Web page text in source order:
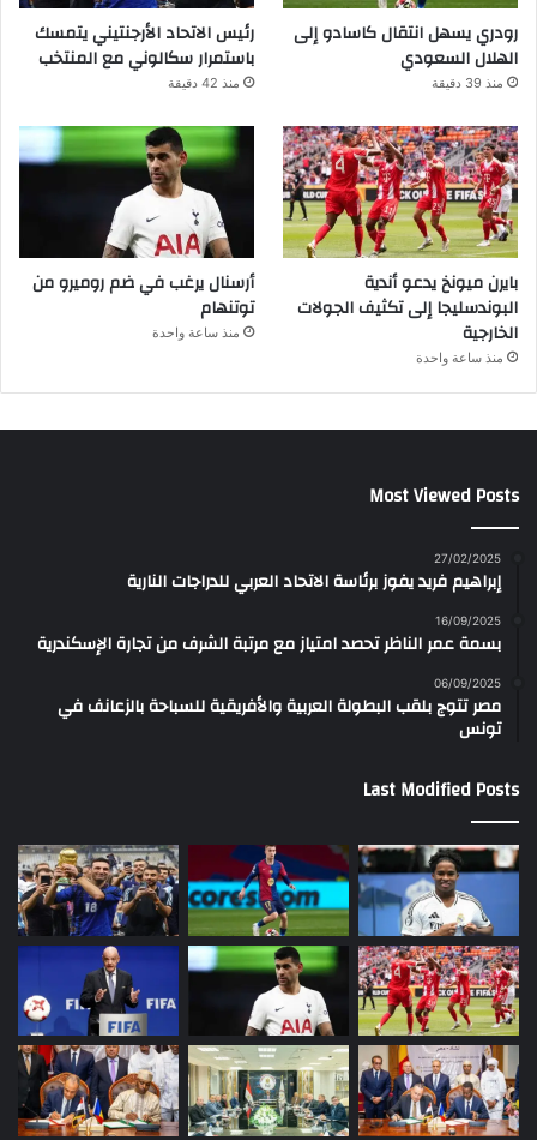
رودري يسهل انتقال كاسادو إلى
الهلال السعودي
منذ 39 دقيقة
رئيس الاتحاد الأرجنتيني يتمسك
باستمرار سكالوني مع المنتخب
منذ 42 دقيقة
بايرن ميونخ يدعو أندية
البوندسليجا إلى تكثيف الجولات
الخارجية
منذ ساعة واحدة
أرسنال يرغب في ضم روميرو من
توتنهام
منذ ساعة واحدة
Most Viewed Posts
27/02/2025
إبراهيم فريد يفوز برئاسة الاتحاد العربي للدراجات النارية
16/09/2025
بسمة عمر الناظر تحصد امتياز مع مرتبة الشرف من تجارة الإسكندرية
06/09/2025
مصر تتوج بلقب البطولة العربية والأفريقية للسباحة بالزعانف في
تونس
Last Modified Posts